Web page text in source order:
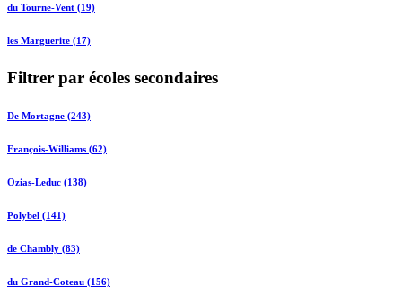
du Tourne-Vent (19)
les Marguerite (17)
Filtrer par écoles secondaires
De Mortagne (243)
François-Williams (62)
Ozias-Leduc (138)
Polybel (141)
de Chambly (83)
du Grand-Coteau (156)